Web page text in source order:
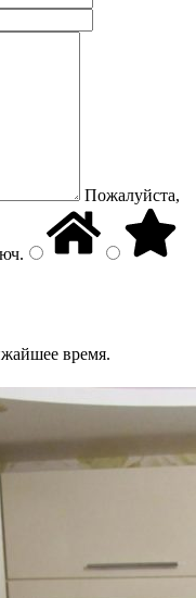
Пожалуйста,
.
время.